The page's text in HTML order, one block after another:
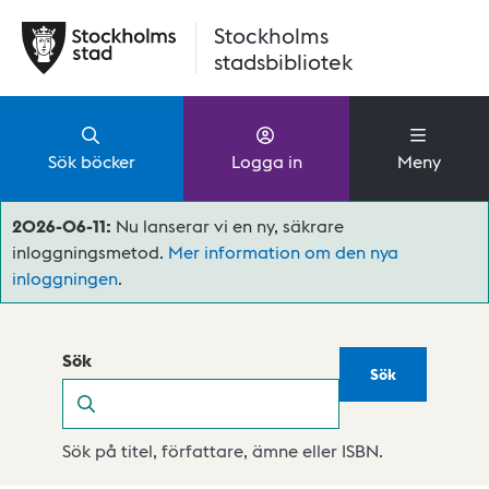
Stockholms
stadsbibliotek
Sök böcker Logga in Meny
2026-06-11: Nu lanserar vi en ny, säkrare
inloggningsmetod. Mer information om den nya
inloggningen.
Sök
Sök
Sök på titel, författare, ämne eller ISBN.